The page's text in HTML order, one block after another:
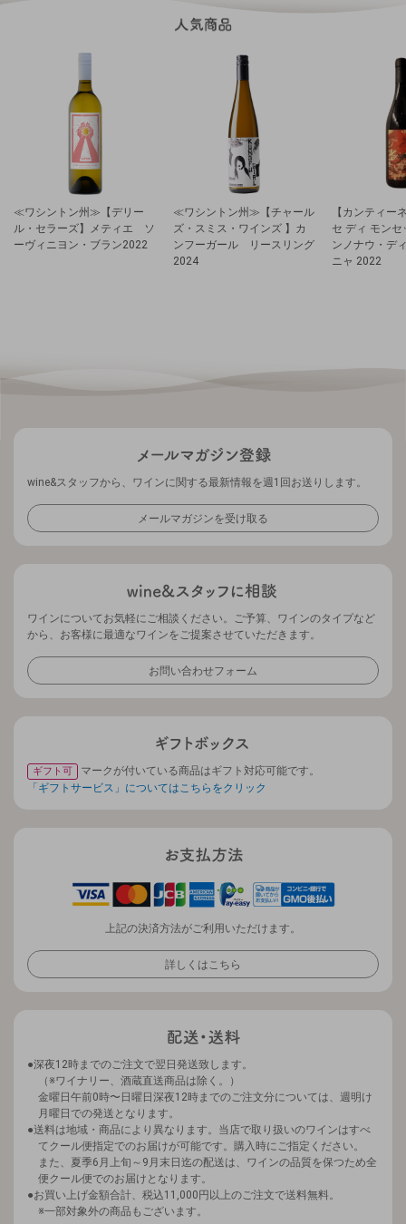
≪ワシントン州≫【デリー
ル・セラーズ】メティエ ソ
ーヴィニヨン・ブラン2022
≪ワシントン州≫【チャール
ズ・スミス・ワインズ 】カ
ンフーガール リースリング
2024
【カンティー
セ ディ モン
ンノナウ・デ
ニャ 2022
wine&スタッフから、ワインに関する最新情報を週1回お送りします。
メールマガジンを受け取る
ワインについてお気軽にご相談ください。ご予算、ワインのタイプなど
から、お客様に最適なワインをご提案させていただきます。
お問い合わせフォーム
ギフト可
マークが付いている商品はギフト対応可能です。
「ギフトサービス」についてはこちらをクリック
上記の決済方法がご利用いただけます。
詳しくはこちら
深夜12時までのご注文で翌日発送致します。
（※ワイナリー、酒蔵直送商品は除く。）
金曜日午前0時〜日曜日深夜12時までのご注文分については、週明け
月曜日での発送となります。
送料は地域・商品により異なります。当店で取り扱いのワインはすべ
てクール便指定でのお届けが可能です。購入時にご指定ください。
また、夏季6月上旬～9月末日迄の配送は、ワインの品質を保つため全
便クール便でのお届けとなります。
お買い上げ金額合計、税込11,000円以上のご注文で送料無料。
※一部対象外の商品もございます。